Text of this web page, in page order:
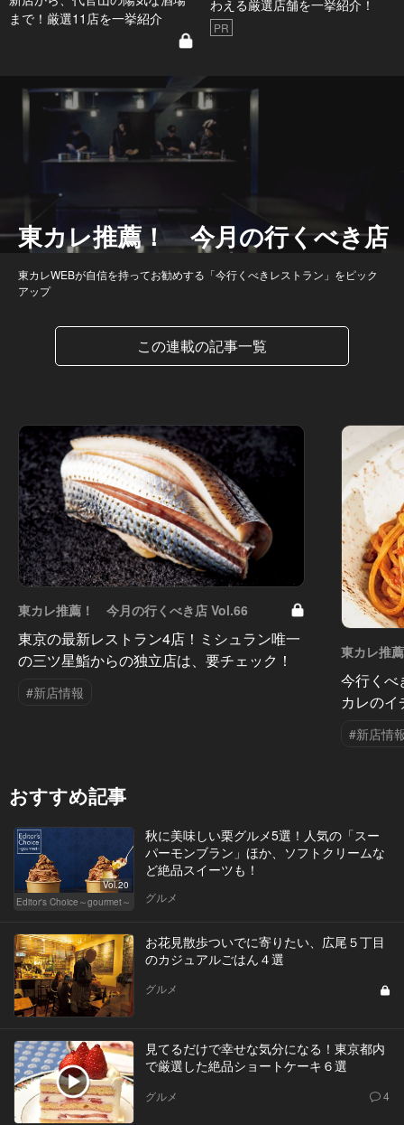
まで！厳選11店を一挙紹介
わえる厳選店舗を一挙紹介！
PR
東カレ推薦！ 今月の行くべき店
東カレWEBが自信を持ってお勧めする「今行くべきレストラン」をピック
アップ
この連載の記事一覧
東カレ推薦！ 今月の行くべき店 Vol.66
東京の最新レストラン4店！ミシュラン唯一
の三ツ星鮨からの独立店は、要チェック！
#新店情報
東カレ推
今行くべ
カレの
#新店情
おすすめ記事
Vol.20
Editor's Choice～gourmet～
秋に美味しい栗グルメ5選！人気の「スー
パーモンブラン」ほか、ソフトクリームな
ど絶品スイーツも！
グルメ
お花見散歩ついでに寄りたい、広尾５丁目
のカジュアルごはん４選
グルメ
見てるだけで幸せな気分になる！東京都内
で厳選した絶品ショートケーキ６選
グルメ 4